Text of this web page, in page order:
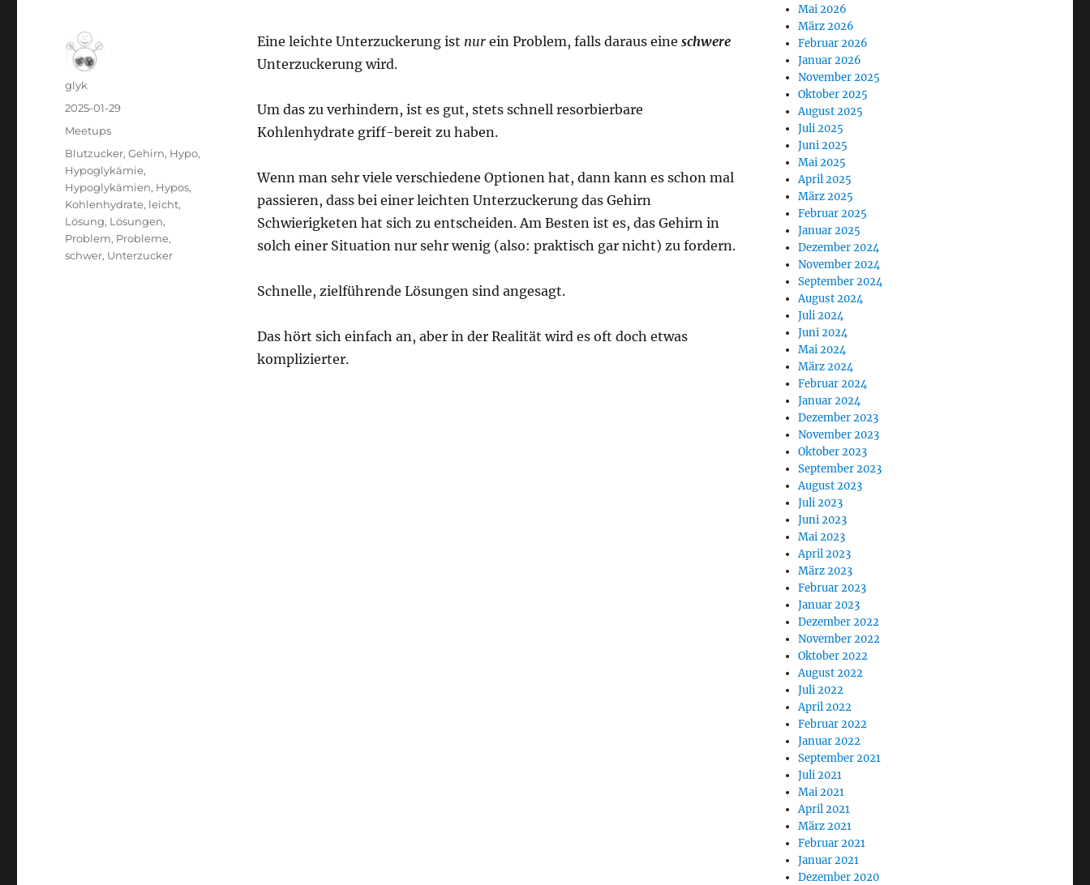
Eine leichte Unterzuckerung ist nurein Problem, falls daraus eine schwere
Unterzuckerung wird.
Um das zu verhindern, ist es gut, stets schnell resorbierbare
Kohlenhydrate griff-bereit zu haben.
Wenn man sehr viele verschiedene Optionen hat, dann kann es schon mal
passieren, dass bei einer leichten Unterzuckerung das Gehirn
Schwierigketen hat sich zu entscheiden. Am Besten ist es, das Gehirn in
solch einer Situation nur sehr wenig (also: praktisch gar nicht) zu fordern.
Schnelle, zielführende Lösungen sind angesagt.
Das hört sich einfach an, aber in der Realität wird es oft doch etwas
komplizierter.
Autor
glyk
Veröffentlicht
2025-01-29
Kategorien
Meetups
Schlagwörter
Blutzucker,Gehirn, Hypo,
Hypoglykämie,
Hypoglykämien, Hypos,
Kohlenhydrate, leicht,
Lösung, Lösungen,
Problem, Probleme,
schwer, Unterzucker
Mai 2026
März 2026
Februar 2026
Januar 2026
November 2025
Oktober 2025
August 2025
Juli 2025
Juni 2025
Mai 2025
April 2025
März 2025
Februar 2025
Januar 2025
Dezember 2024
November 2024
September 2024
August 2024
Juli 2024
Juni 2024
Mai 2024
März 2024
Februar 2024
Januar 2024
Dezember 2023
November 2023
Oktober 2023
September 2023
August 2023
Juli 2023
Juni 2023
Mai 2023
April 2023
März 2023
Februar 2023
Januar 2023
Dezember 2022
November 2022
Oktober 2022
August 2022
Juli 2022
April 2022
Februar 2022
Januar 2022
September 2021
Juli 2021
Mai 2021
April 2021
März 2021
Februar 2021
Januar 2021
Dezember 2020